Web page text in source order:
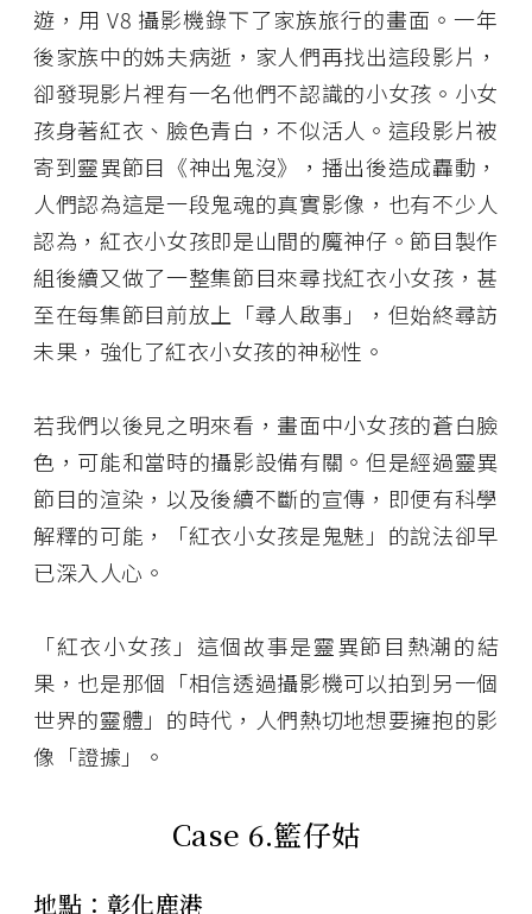
遊，用 V8 攝影機錄下了家族旅行的畫面。一年
後家族中的姊夫病逝，家人們再找出這段影片，
卻發現影片裡有一名他們不認識的小女孩。小女
孩身著紅衣、臉色青白，不似活人。這段影片被
寄到靈異節目《神出鬼沒》，播出後造成轟動，
人們認為這是一段鬼魂的真實影像，也有不少人
認為，紅衣小女孩即是山間的魔神仔。節目製作
組後續又做了一整集節目來尋找紅衣小女孩，甚
至在每集節目前放上「尋人啟事」，但始終尋訪
未果，強化了紅衣小女孩的神秘性。
若我們以後見之明來看，畫面中小女孩的蒼白臉
色，可能和當時的攝影設備有關。但是經過靈異
節目的渲染，以及後續不斷的宣傳，即便有科學
解釋的可能，「紅衣小女孩是鬼魅」的說法卻早
已深入人心。
「紅衣小女孩」這個故事是靈異節目熱潮的結
果，也是那個「相信透過攝影機可以拍到另一個
世界的靈體」的時代，人們熱切地想要擁抱的影
像「證據」。
Case 6.籃仔姑
地點：彰化鹿港